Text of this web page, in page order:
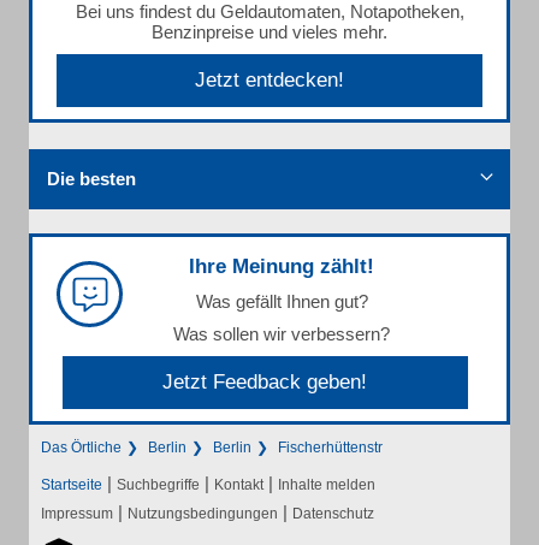
Bei uns findest du Geldautomaten, Notapotheken,
Benzinpreise und vieles mehr.
Jetzt entdecken!
Die besten
Ihre Meinung zählt!
Was gefällt Ihnen gut?
Was sollen wir verbessern?
Jetzt Feedback geben!
Das Örtliche Berlin Berlin Fischerhüttenstr
Startseite | Suchbegriffe | Kontakt | Inhalte melden
Impressum | Nutzungsbedingungen | Datenschutz